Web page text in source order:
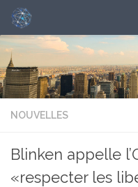
NOUVELLES
Blinken appelle
«respecter les